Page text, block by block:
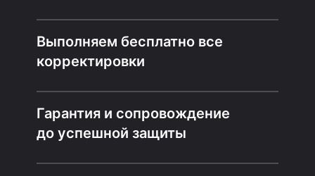
Выполняем бесплатно все
корректировки
Гарантия и сопровождение
до успешной защиты